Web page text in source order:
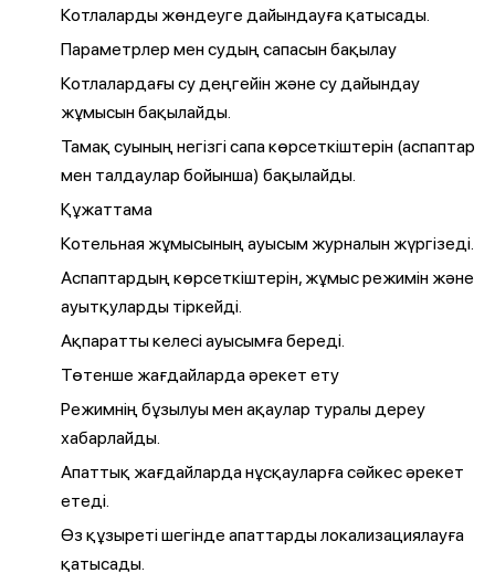
Котлаларды жөндеуге дайындауға қатысады.
Параметрлер мен судың сапасын бақылау
Котлалардағы су деңгейін және су дайындау
жұмысын бақылайды.
Тамақ суының негізгі сапа көрсеткіштерін (аспаптар
мен талдаулар бойынша) бақылайды.
Құжаттама
Котельная жұмысының ауысым журналын жүргізеді.
Аспаптардың көрсеткіштерін, жұмыс режимін және
ауытқуларды тіркейді.
Ақпаратты келесі ауысымға береді.
Төтенше жағдайларда әрекет ету
Режимнің бұзылуы мен ақаулар туралы дереу
хабарлайды.
Апаттық жағдайларда нұсқауларға сәйкес әрекет
етеді.
Өз құзыреті шегінде апаттарды локализациялауға
қатысады.